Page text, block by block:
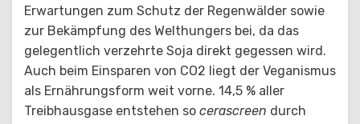
Erwartungen zum Schutz der Regenwälder sowie
zur Bekämpfung des Welthungers bei, da das
gelegentlich verzehrte Soja direkt gegessen wird.
Auch beim Einsparen von CO2 liegt der Veganismus
als Ernährungsform weit vorne. 14,5 % aller
Treibhausgase entstehen so cerascreen durch